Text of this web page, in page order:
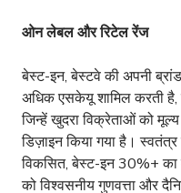
ओन लेबल और रिटेल रेंज
बेस्ट-इन, बेस्टवे की अपनी
अधिक एसकेयू शामिल करती है,
जिन्हें खुदरा विक्रेताओं को
डिज़ाइन किया गया है।
विकसित, बेस्ट-इन 30%+ का
को विश्वसनीय गुणवत्ता और